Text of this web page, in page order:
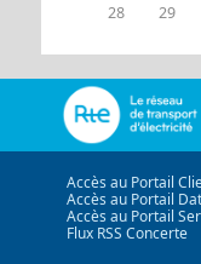
28
29
Accès au Portail
Accès au Portail
Accès au Portail
Flux RSS Concerte